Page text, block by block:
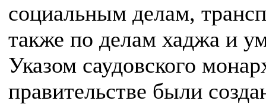
социальным делам,
также по делам хаджа и
Указом саудовского
правительстве были